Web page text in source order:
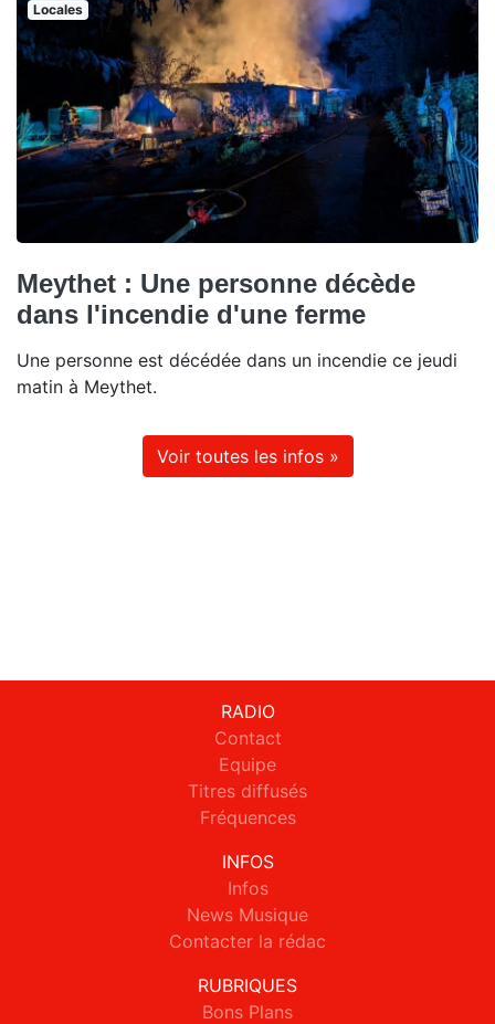
Locales
Meythet : Une personne décède
dans l'incendie d'une ferme
Une personne est décédée dans un incendie ce jeudi
matin à Meythet.
Voir toutes les infos »
RADIO
Contact
Equipe
Titres diffusés
Fréquences
INFOS
Infos
News Musique
Contacter la rédac
RUBRIQUES
Bons Plans